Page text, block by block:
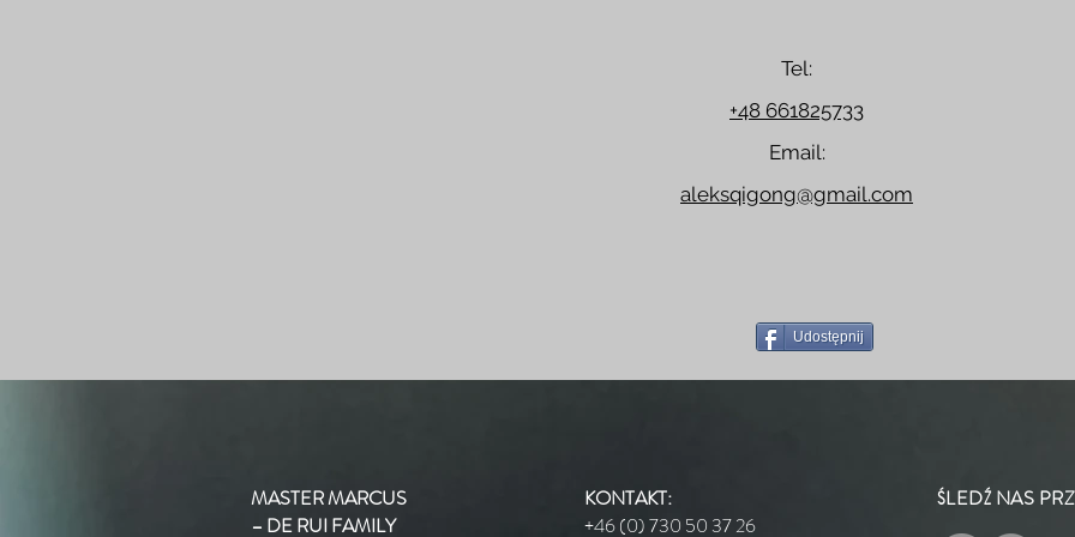
Tel:
+48 661825733
Email:
aleksqigong@gmail.com
Udostępnij
KONTAKT:
+46 (0) 730 50 37 26
MASTER MARCUS
– DE RUI FAMILY
ŚLEDŹ NAS